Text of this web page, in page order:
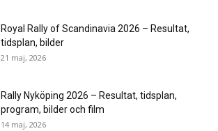
Royal Rally of Scandinavia 2026 – Resultat,
tidsplan, bilder
21 maj, 2026
Rally Nyköping 2026 – Resultat, tidsplan,
program, bilder och film
14 maj, 2026